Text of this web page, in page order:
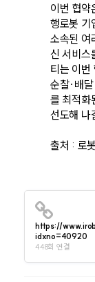
이번 협약
행로봇 기
소속된 여
신 서비스
티는 이번
순찰·배
를 최적화
선도해 나
출처 : 로
https://
idxno=40920
448회 연결